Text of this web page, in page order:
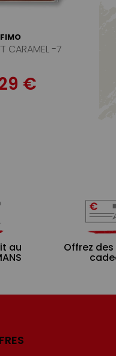
FIMO
CARAMEL -7
€
au Offrez